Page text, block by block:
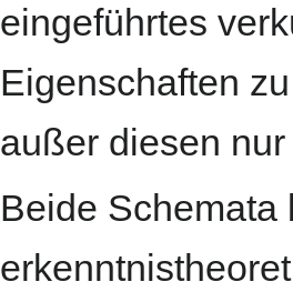
eingeführtes
Eigenschaften
außer diesen
Beide Schemata